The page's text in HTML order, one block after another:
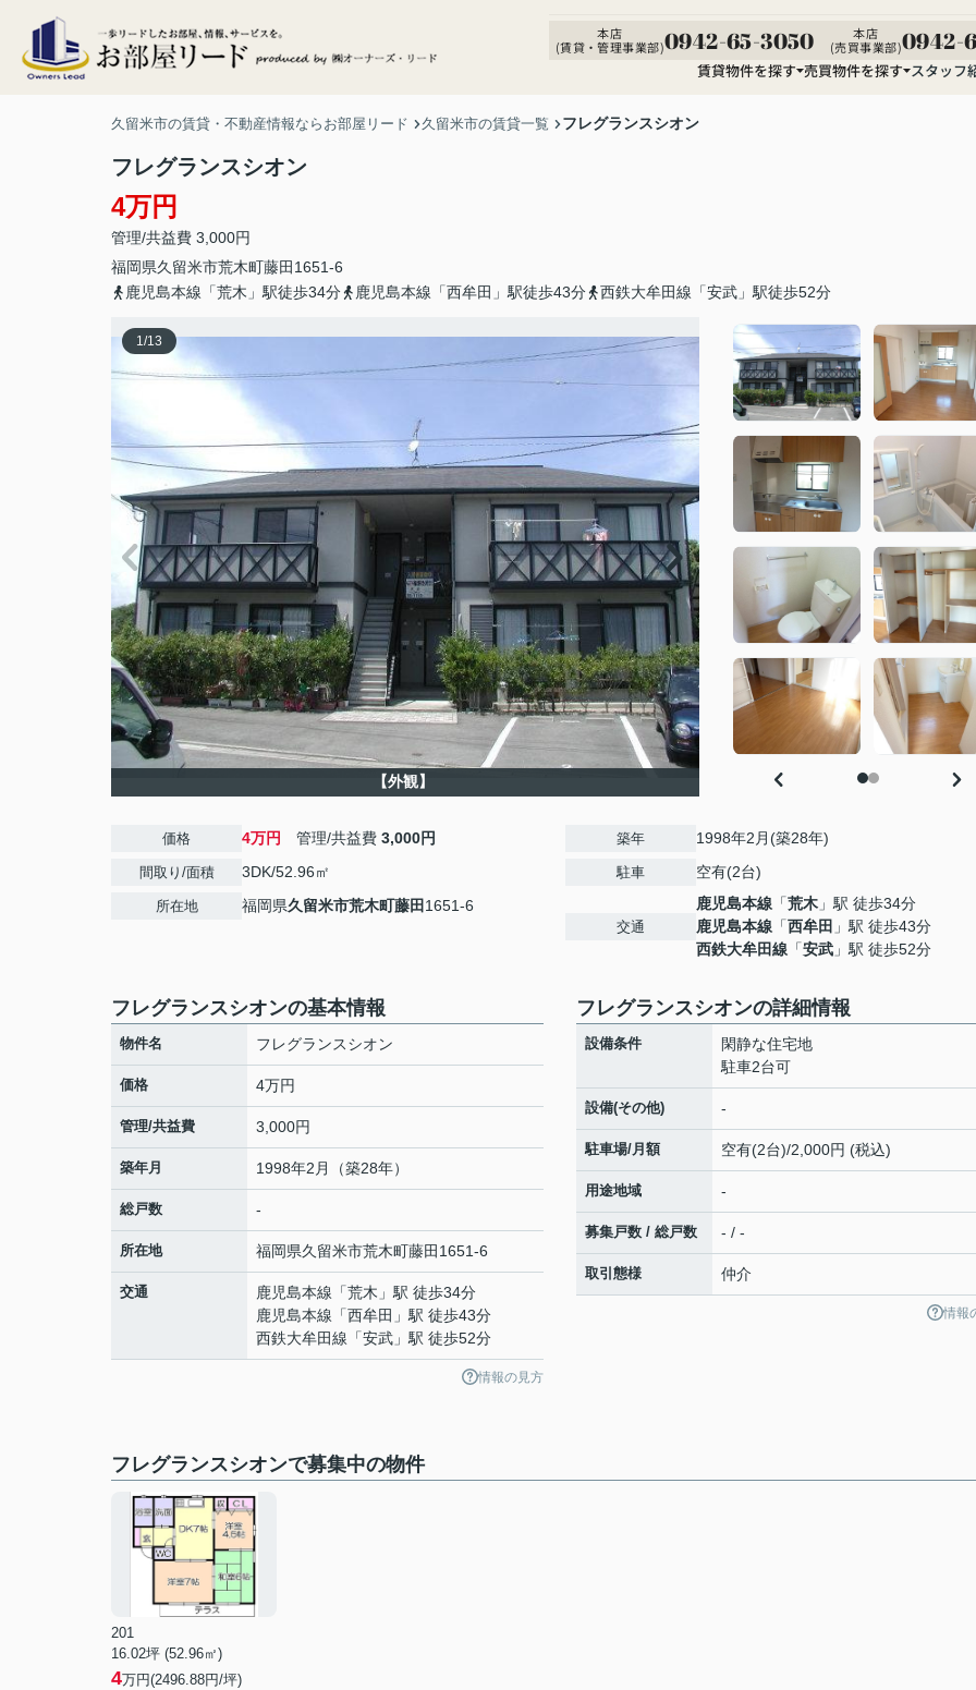
本店
(賃貸・管理事業部)0942-65-3050
本店
(売買事業部)0942-
賃貸物件を探す 売買物件を探す スタッフ
久留米市の賃貸・不動産情報ならお部屋リード 久留米市の賃貸一覧 フレグランスシオン
フレグランスシオン
4万円
管理/共益費 3,000円
福岡県久留米市荒木町藤田 1651-6
鹿児島本線「荒木」駅徒歩34分
鹿児島本線「西牟田」駅徒歩43分 西鉄大牟田線「安武」駅徒歩52分
1/13
【外観】
価格 4万円 管理/共益費 3,000円
間取り/面積 3DK/52.96㎡
所在地 福岡県久留米市荒木町藤田 1651-6
築年 1998年2月(築28年)
駐車 空有(2台)
交通
鹿児島本線 「荒木 」駅 徒歩34分
鹿児島本線 「西牟田 」駅 徒歩43分
西鉄大牟田線 「安武 」駅 徒歩52分
フレグランスシオンの基本情報
物件名 フレグランスシオン
価格 4万円
管理/共益費 3,000円
築年月 1998年2月（築28年）
総戸数 -
所在地 福岡県久留米市荒木町藤田 1651-6
交通 鹿児島本線 「荒木 」駅 徒歩34分
鹿児島本線 「西牟田 」駅 徒歩43分
西鉄大牟田線 「安武 」駅 徒歩52分
情報の見方
フレグランスシオンの詳細情報
設備条件
閑静な住宅地
駐車2台可
設備(その他) -
駐車場/月額 空有(2台)/2,000円 (税込)
用途地域 -
募集戸数 / 総戸数 - / -
取引態様 仲介
情報
フレグランスシオンで募集中の物件
201
16.02坪 (52.96㎡)
4万円(2496.88円/坪)